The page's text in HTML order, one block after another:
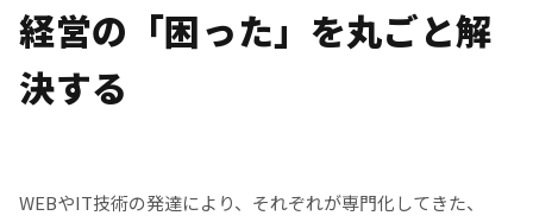
経営の「困った」を丸ごと解
決する
WEBやIT技術の発達により、それぞれが専門化してきた、